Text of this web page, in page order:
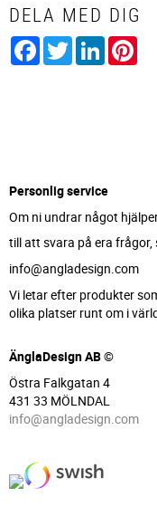
DELA MED DIG
Facebook
TwitterLinkedIn
Personlig service
Om ni undrar något
till att svara på era frågor,
info@angladesign.com
Vi letar efter produkter
olika platser runt om i
ÄnglaDesign AB ©
Östra Falkgatan 4
431 33 MÖLNDAL
info@angladesign.com